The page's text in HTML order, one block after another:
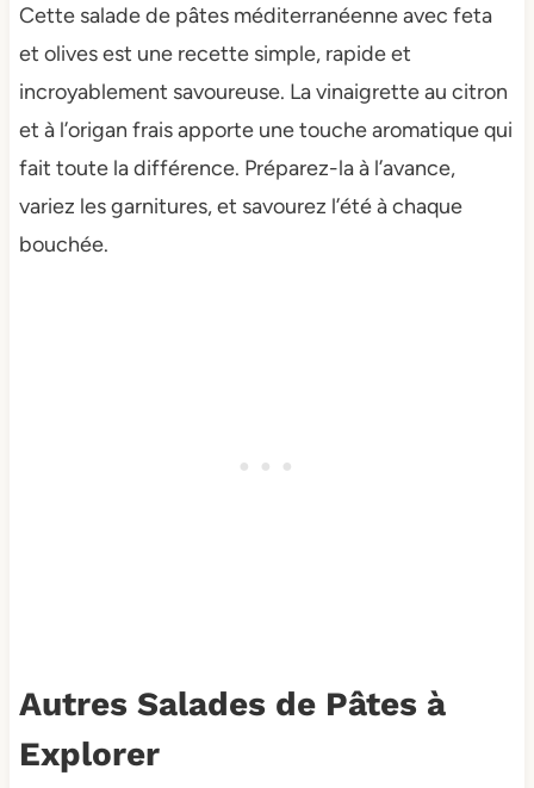
Cette salade de pâtes méditerranéenne avec feta
et olives est une recette simple, rapide et
incroyablement savoureuse. La vinaigrette au citron
et à l’origan frais apporte une touche aromatique qui
fait toute la différence. Préparez-la à l’avance,
variez les garnitures, et savourez l’été à chaque
bouchée.
Autres Salades de Pâtes à
Explorer